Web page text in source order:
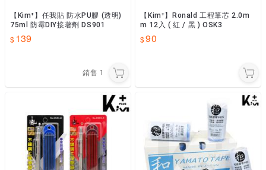
【Kim⁺】任我貼 防水PU膠 (透明)
75ml 防霉DIY接著劑 DS901
139
銷售 1
【Kim⁺】Ronald 工程筆芯 2.0m
m 12入 ( 紅 / 黑 ) OSK3
90